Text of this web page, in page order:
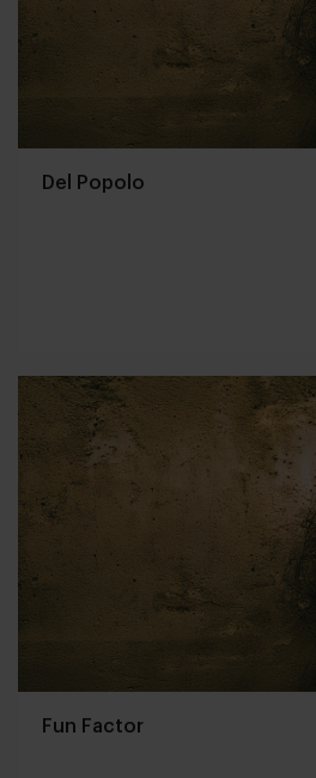
Del Popolo
Fun Factor